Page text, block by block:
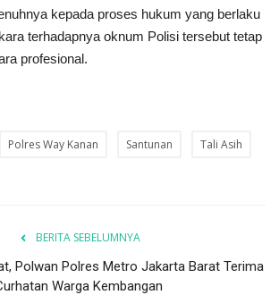
kepada proses hukum yang berlaku
terhadapnya oknum Polisi tersebut tetap
profesional.
Polres Way Kanan Santunan Tali Asih
BERITA SEBELUMNYA
Polwan Polres Metro Jakarta Barat Terima
Warga Kembangan